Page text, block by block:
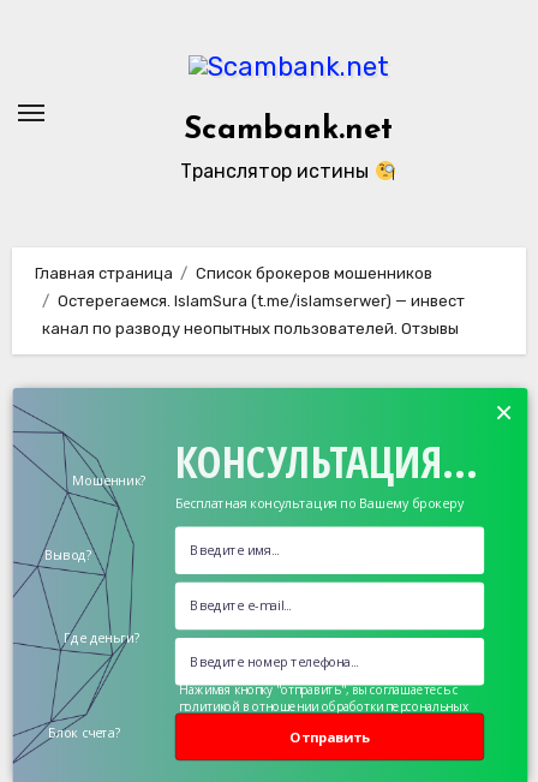
Scambank.net
Транслятор истины
Главная страница
Список брокеров мошенников
Остерегаемся. IslamSura (t.me/islamserwer) — инвест
канал по разводу неопытных пользователей. Отзывы
КОНСУЛЬТАЦИЯ...
Бесплатная консультация по Вашему брокеру
Мошенник?
Вывод?
Где деньги?
Блок счета? Отправить
×
Нажимая кнопку "отправить", вы соглашаетесь с
политикой в отношении обработки персональных